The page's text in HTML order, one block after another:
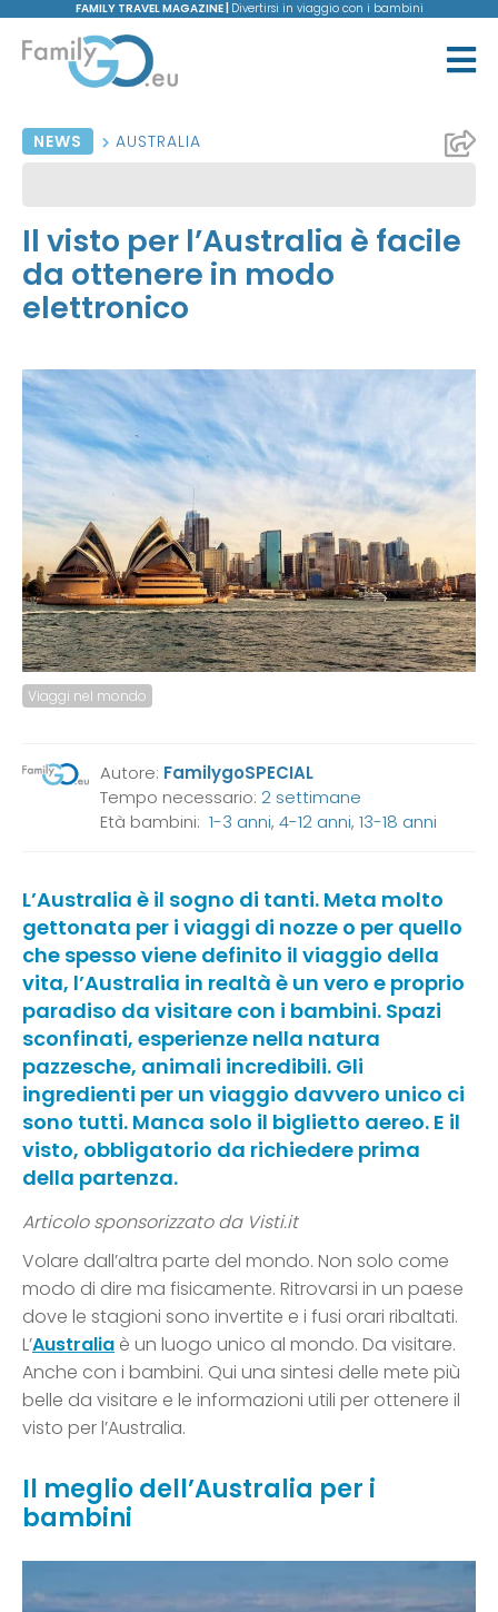
FAMILY TRAVEL MAGAZINE | Divertirsi in viaggio con i bambini
NEWS AUSTRALIA
Il visto per l’Australia è facile
da ottenere in modo
elettronico
Viaggi nel mondo
Autore: FamilygoSPECIAL
Tempo necessario: 2 settimane
Età bambini: 1-3 anni, 4-12 anni, 13-18 anni
L’Australia è il sogno di tanti. Meta molto
gettonata per i viaggi di nozze o per quello
che spesso viene definito il viaggio della
vita, l’Australia in realtà è un vero e proprio
paradiso da visitare con i bambini. Spazi
sconfinati, esperienze nella natura
pazzesche, animali incredibili. Gli
ingredienti per un viaggio davvero unico ci
sono tutti. Manca solo il biglietto aereo. E il
visto, obbligatorio da richiedere prima
della partenza.
Articolo sponsorizzato da Visti.it
Volare dall’altra parte del mondo. Non solo come
modo di dire ma fisicamente. Ritrovarsi in un paese
dove le stagioni sono invertite e i fusi orari ribaltati.
L’Australia è un luogo unico al mondo. Da visitare.
Anche con i bambini. Qui una sintesi delle mete più
belle da visitare e le informazioni utili per ottenere il
visto per l’Australia.
Il meglio dell’Australia per i
bambini